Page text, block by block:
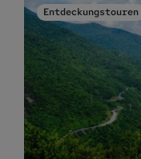
Entdeckungstouren